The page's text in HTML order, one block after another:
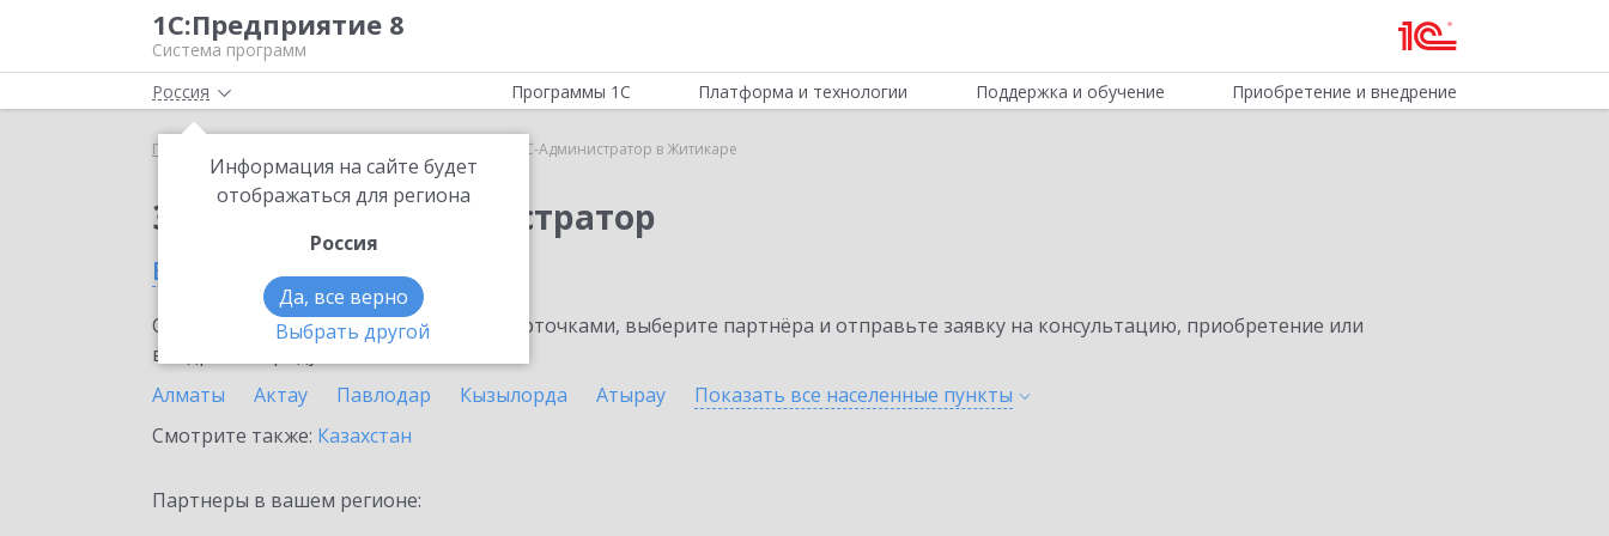
1С:Предприятие 8
Система программ
Россия
Информация на сайте будет
отображаться для региона
Россия
Да, все верно
Выбрать другой
Программы 1С Платформа и технологии Поддержка и обучение Приобретение и внедрение
Главная 1С-Администратор в Житикаре
Заказать 1С-Администратор
в Житикаре
Ознакомьтесь с информационными карточками, выберите партнёра и отправьте заявку на консультацию, приобретение или
внедрение продукта.
Алматы
Актау Павлодар Кызылорда Атырау Показать все населенные пункты
Смотрите также: Казахстан
Партнеры в вашем регионе: